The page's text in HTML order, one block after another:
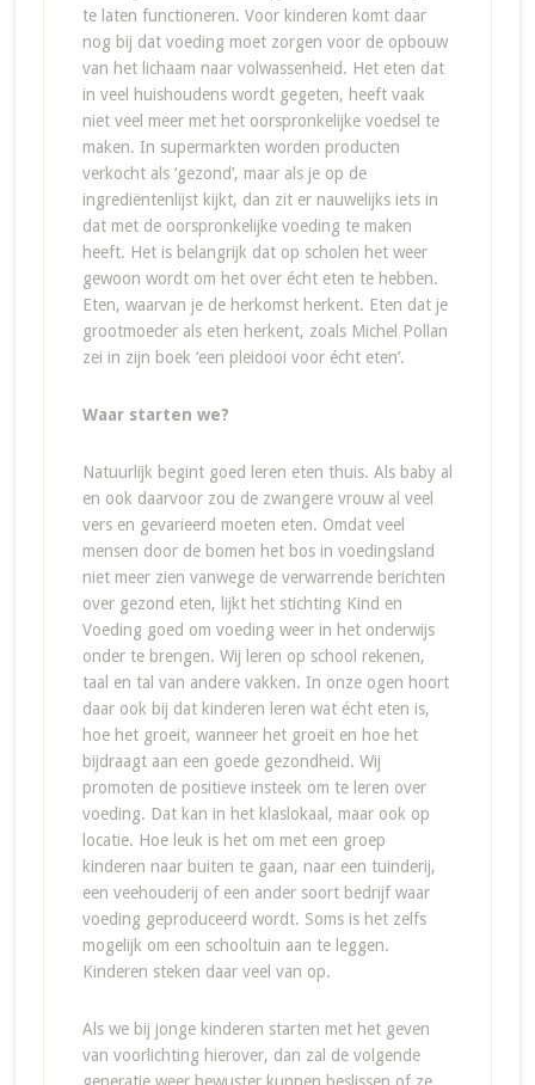
te laten functioneren. Voor kinderen komt daar
nog bij dat voeding moet zorgen voor de opbouw
van het lichaam naar volwassenheid. Het eten dat
in veel huishoudens wordt gegeten, heeft vaak
niet veel meer met het oorspronkelijke voedsel te
maken. In supermarkten worden producten
verkocht als ‘gezond’, maar als je op de
ingrediëntenlijst kijkt, dan zit er nauwelijks iets in
dat met de oorspronkelijke voeding te maken
heeft. Het is belangrijk dat op scholen het weer
gewoon wordt om het over écht eten te hebben.
Eten, waarvan je de herkomst herkent. Eten dat je
grootmoeder als eten herkent, zoals Michel Pollan
zei in zijn boek ‘een pleidooi voor écht eten’.
Waar starten we?
Natuurlijk begint goed leren eten thuis. Als baby al
en ook daarvoor zou de zwangere vrouw al veel
vers en gevarieerd moeten eten. Omdat veel
mensen door de bomen het bos in voedingsland
niet meer zien vanwege de verwarrende berichten
over gezond eten, lijkt het stichting Kind en
Voeding goed om voeding weer in het onderwijs
onder te brengen. Wij leren op school rekenen,
taal en tal van andere vakken. In onze ogen hoort
daar ook bij dat kinderen leren wat écht eten is,
hoe het groeit, wanneer het groeit en hoe het
bijdraagt aan een goede gezondheid. Wij
promoten de positieve insteek om te leren over
voeding. Dat kan in het klaslokaal, maar ook op
locatie. Hoe leuk is het om met een groep
kinderen naar buiten te gaan, naar een tuinderij,
een veehouderij of een ander soort bedrijf waar
voeding geproduceerd wordt. Soms is het zelfs
mogelijk om een schooltuin aan te leggen.
Kinderen steken daar veel van op.
Als we bij jonge kinderen starten met het geven
van voorlichting hierover, dan zal de volgende